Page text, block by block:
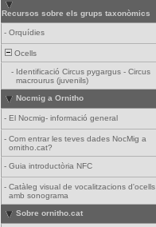
Recursos sobre els grups taxonòmics
- Orquídies
Ocells
- Identificació Circus pygargus - Circus
macrourus (juvenils)
Nocmig a Ornitho
- El Nocmig- informació general
- Com entrar les teves dades NocMig a
ornitho.cat?
- Guia introductòria NFC
- Catàleg visual de vocalitzacions d'ocells
amb sonograma
Sobre ornitho.cat